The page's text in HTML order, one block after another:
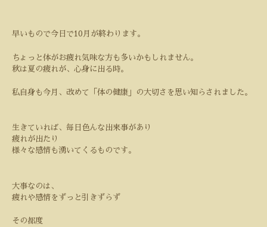
早いもので今日で10 月が終わります。
ちょっと体がお疲れ気味な方も多いかもしれません。
秋は夏の疲れが、心身に出る時。
私自身も今月、改めて「体の健康」の大切さを思い知らされました。
生きていれば、毎日色んな出来事があり
疲れが出たり
様々な感情も湧いてくるものです。
大事なのは、
疲れや感情をずっと引きずらず
その都度